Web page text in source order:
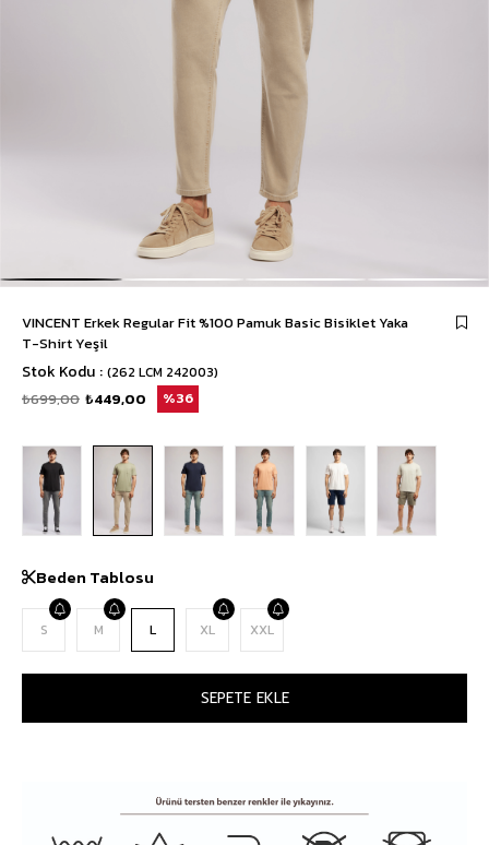
VINCENT Erkek Regular Fit %100 Pamuk Basic Bisiklet Yaka
T-Shirt Yeşil
Stok Kodu (262 LCM 242003)
₺699,00 ₺449,00 36
Beden Tablosu
S M L XL XXL